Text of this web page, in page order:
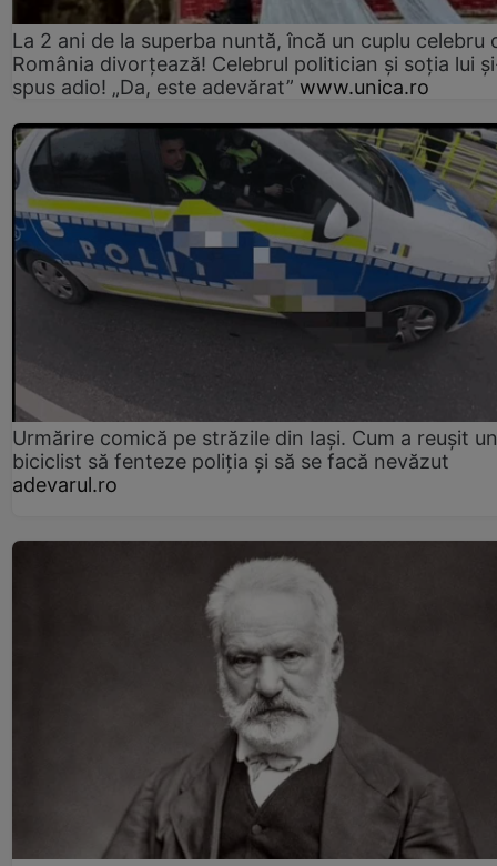
La 2 ani de la superba nuntă, încă un cuplu celebru
România divorțează! Celebrul politician și soția lui
spus adio! „Da, este adevărat” www.unica.ro
Urmărire comică pe străzile din Iași. Cum a reușit un
biciclist să fenteze poliția și să se facă nevăzut
adevarul.ro